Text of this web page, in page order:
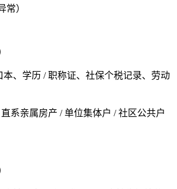
常）
、学历 / 职称证、社保个税记录、劳动
系亲属房产 / 单位集体户 / 社区公共户